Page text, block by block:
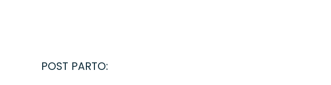
POST PARTO: